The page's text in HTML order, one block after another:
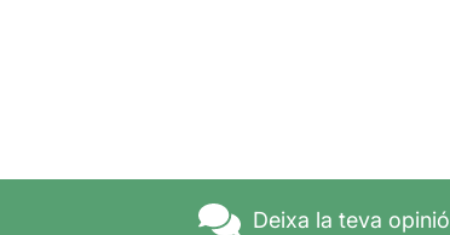
Deixa la teva opinió